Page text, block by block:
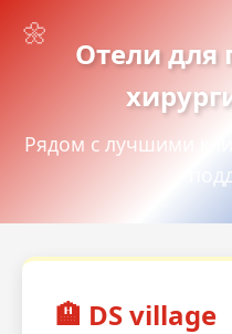
Отели для
Рядом с лучшими
🏨 DS village